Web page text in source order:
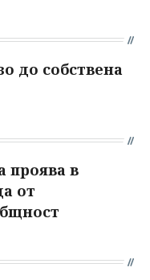
до собствена
проява в
от